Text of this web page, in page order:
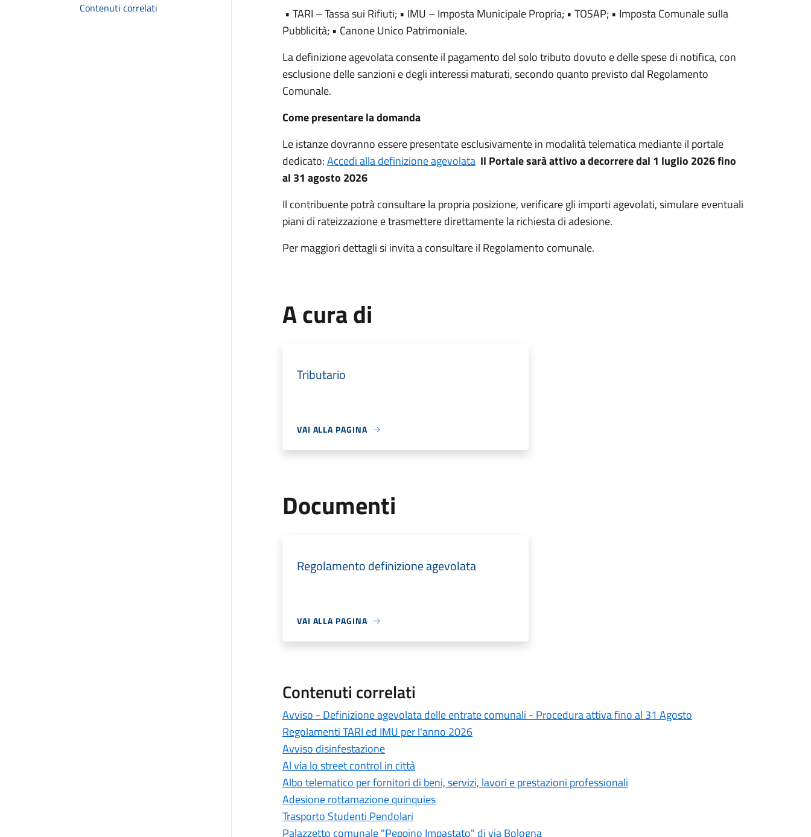
Contenuti correlati
• TARI – Tassa sui Rifiuti; • IMU – Imposta Municipale Propria; • TOSAP; • Imposta Comunale sulla
Pubblicità; • Canone Unico Patrimoniale.
La definizione agevolata consente il pagamento del solo tributo dovuto e delle spese di notifica, con
esclusione delle sanzioni e degli interessi maturati, secondo quanto previsto dal Regolamento
Comunale.
Come presentare la domanda
Le istanze dovranno essere presentate esclusivamente in modalità telematica mediante il portale
dedicato:Accedi alla definizione agevolata Il Portale sarà attivo a decorrere dal 1 luglio 2026 fino
al 31 agosto 2026
Il contribuente potrà consultare la propria posizione, verificare gli importi agevolati, simulare eventuali
piani di rateizzazione e trasmettere direttamente la richiesta di adesione.
Per maggiori dettagli si invita a consultare il Regolamento comunale.
A cura di
Tributario
VAI ALLA PAGINA
Documenti
Regolamento definizione agevolata
VAI ALLA PAGINA
Contenuti correlati
Avviso - Definizione agevolata delle entrate comunali - Procedura attiva fino al 31 Agosto
Regolamenti TARI ed IMU per l'anno 2026
Avviso disinfestazione
Al via lo street control in città
Albo telematico per fornitori di beni, servizi, lavori e prestazioni professionali
Adesione rottamazione quinquies
Trasporto Studenti Pendolari
Palazzetto comunale "Peppino Impastato" di via Bologna